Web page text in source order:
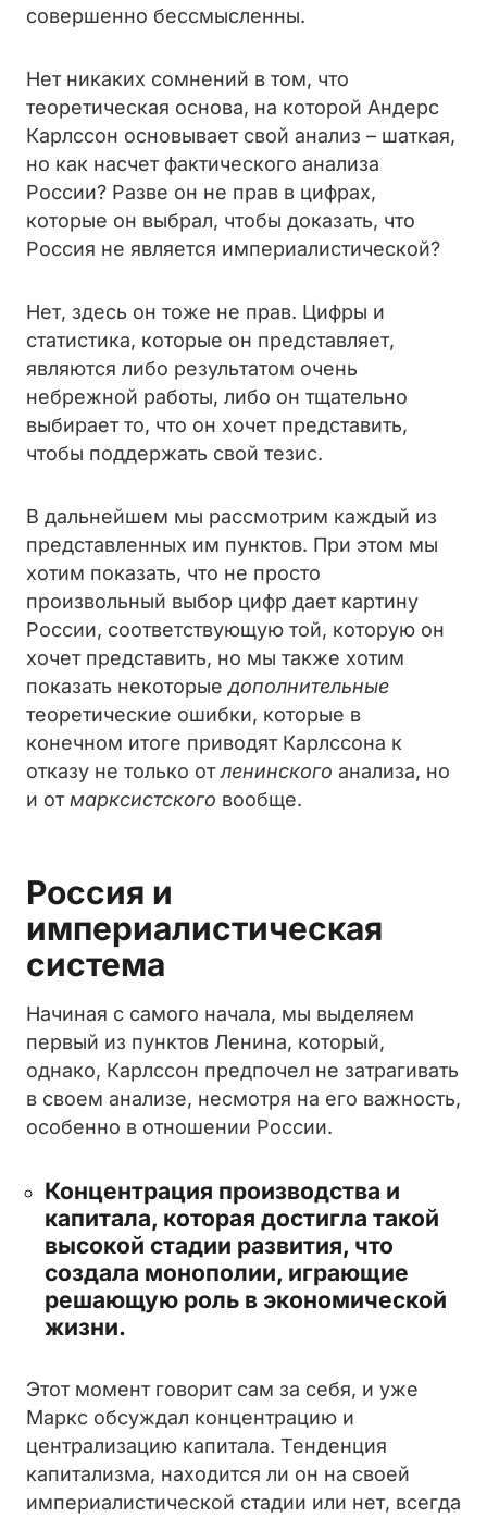
совершенно бессмысленны.
Нет никаких сомнений в том, что
теоретическая основа, на которой Андерс
Карлссон основывает свой анализ – шаткая,
но как насчет фактического анализа
России? Разве он не прав в цифрах,
которые он выбрал, чтобы доказать, что
Россия не является империалистической?
Нет, здесь он тоже не прав. Цифры и
статистика, которые он представляет,
являются либо результатом очень
небрежной работы, либо он тщательно
выбирает то, что он хочет представить,
чтобы поддержать свой тезис.
В дальнейшем мы рассмотрим каждый из
представленных им пунктов. При этом мы
хотим показать, что не просто
произвольный выбор цифр дает картину
России, соответствующую той, которую он
хочет представить, но мы также хотим
показать некоторые дополнительные
теоретические ошибки, которые в
конечном итоге приводят Карлссона к
отказу не только отленинского анализа, но
и отмарксистского вообще.
Россия и
империалистическая
система
Начиная с самого начала, мы выделяем
первый из пунктов Ленина, который,
однако, Карлссон предпочел не затрагивать
в своем анализе, несмотря на его важность,
особенно в отношении России.
Концентрация производства и
капитала, которая достигла такой
высокой стадии развития, что
создала монополии, играющие
решающую роль в экономической
жизни.
Этот момент говорит сам за себя, и уже
Маркс обсуждал концентрацию и
централизацию капитала. Тенденция
капитализма, находится ли он на своей
империалистической стадии или нет, всегда